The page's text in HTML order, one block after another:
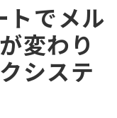
でメル
変わり
システ